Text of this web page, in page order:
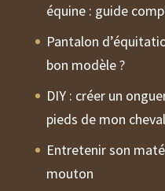
équine : guide
Pantalon
bon modèle ?
DIY : créer un
pieds de mon
Entretenir son
mouton